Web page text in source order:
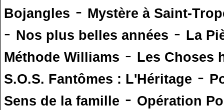
Bojangles - Mystère à Saint-
- Nos plus belles années - La
Méthode Williams - Les Choses
S.O.S. Fantômes : L'Héritage -
Sens de la famille - Opération